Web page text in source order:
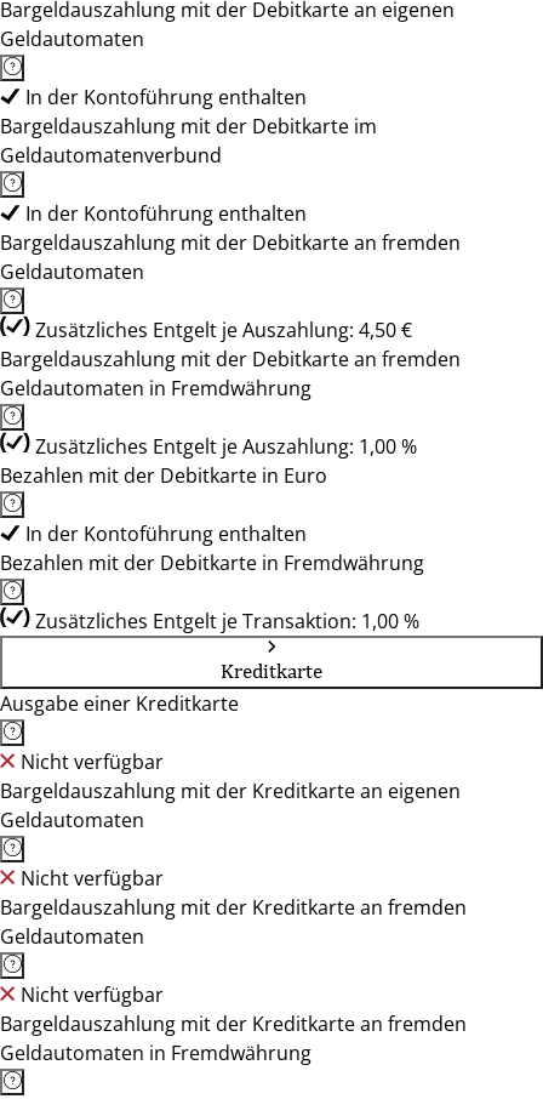
Bargeldauszahlung mit der Debitkarte an eigenen
Geldautomaten
In der Kontoführung enthalten
Bargeldauszahlung mit der Debitkarte im
Geldautomatenverbund
In der Kontoführung enthalten
Bargeldauszahlung mit der Debitkarte an fremden
Geldautomaten
Zusätzliches Entgelt je Auszahlung: 4,50 €
Bargeldauszahlung mit der Debitkarte an fremden
Geldautomaten in Fremdwährung
Zusätzliches Entgelt je Auszahlung: 1,00 %
Bezahlen mit der Debitkarte in Euro
In der Kontoführung enthalten
Bezahlen mit der Debitkarte in Fremdwährung
Zusätzliches Entgelt je Transaktion: 1,00 %
Kreditkarte
Ausgabe einer Kreditkarte
Nicht verfügbar
Bargeldauszahlung mit der Kreditkarte an eigenen
Geldautomaten
Nicht verfügbar
Bargeldauszahlung mit der Kreditkarte an fremden
Geldautomaten
Nicht verfügbar
Bargeldauszahlung mit der Kreditkarte an fremden
Geldautomaten in Fremdwährung